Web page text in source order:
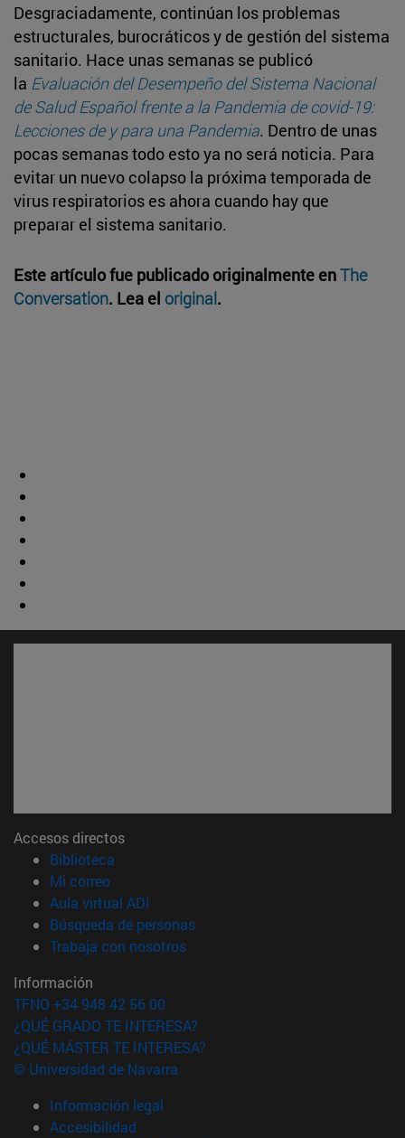
Desgraciadamente, continúan los problemas
estructurales, burocráticos y de gestión del sistema
sanitario. Hace unas semanas se publicó
la Evaluación del Desempeño del Sistema Nacional
de Salud Español frente a la Pandemia de covid-19:
Lecciones de y para una Pandemia. Dentro de unas
pocas semanas todo esto ya no será noticia. Para
evitar un nuevo colapso la próxima temporada de
virus respiratorios es ahora cuando hay que
preparar el sistema sanitario.
Este artículo fue publicado originalmente enThe
Conversation. Lea el original.
Accesos directos
Biblioteca
Mi correo(abre en nueva ventana)
Aula virtual ADI
Búsqueda de personas(abre en nueva ventana)
Trabaja con nosotros(abre en nueva ventana)
Información
TFNO +34 948 42 56 00
¿QUÉ GRADO TE INTERESA?
¿QUÉ MÁSTER TE INTERESA?
© Universidad de Navarra
Información legal
Accesibilidad